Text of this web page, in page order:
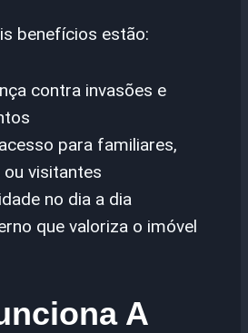
benefícios estão:
contra invasões e
para familiares,
visitantes
no dia a dia
que valoriza o imóvel
A